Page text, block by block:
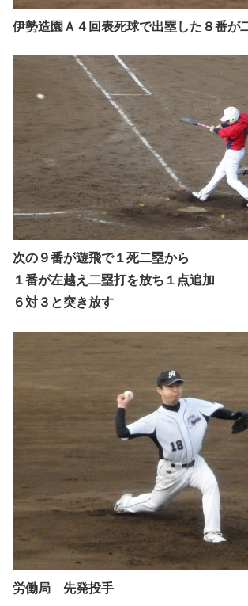
伊勢造園Ａ４回表死球で出塁した８番が
次の９番が遊飛で１死二塁から
１番が左越え二塁打を放ち１点追加
６対３と突き放す
労働局 先発投手